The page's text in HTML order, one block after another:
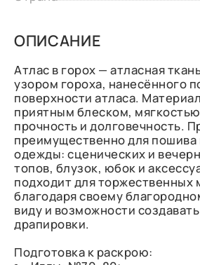
ОПИСАНИЕ
Атлас в горох — атласная
узором гороха, нанесённого
поверхности атласа.
приятным блеском,
прочность и долговечность.
преимущественно для пошива
одежды: сценических и
топов, блузок, юбок и
подходит для торжественных
благодаря своему
виду и возможности
драпировки.
Подготовка к раскрою: